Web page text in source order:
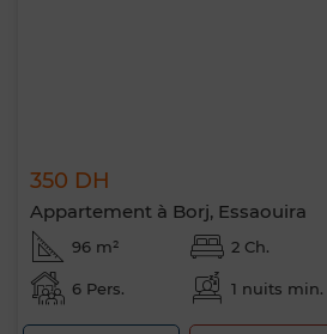
350 DH
Appartement à Borj, Essaouira
96 m² 2 Ch.
6 Pers. 1 nuits min.